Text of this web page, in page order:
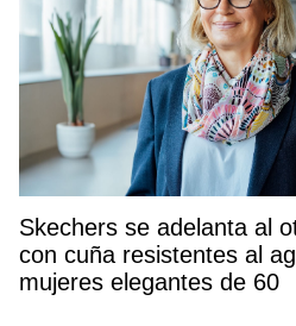
Skechers se adelanta al
con cuña resistentes al
mujeres elegantes de 60